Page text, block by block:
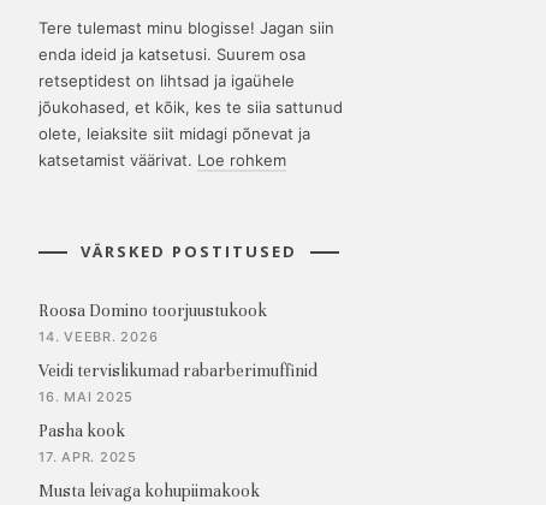
Tere tulemast minu blogisse! Jagan siin
enda ideid ja katsetusi. Suurem osa
retseptidest on lihtsad ja igaühele
jõukohased, et kõik, kes te siia sattunud
olete, leiaksite siit midagi põnevat ja
katsetamist väärivat. Loe rohkem
VÄRSKED POSTITUSED
Roosa Domino toorjuustukook
14. VEEBR. 2026
Veidi tervislikumad rabarberimuffinid
16. MAI 2025
Pasha kook
17. APR. 2025
Musta leivaga kohupiimakook